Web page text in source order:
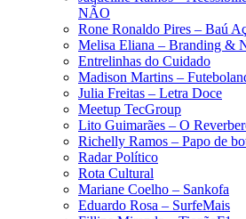
NÃO
Rone Ronaldo Pires – Baú
Melisa Eliana – Branding &
Entrelinhas do Cuidado
Madison Martins –
Julia Freitas​ – Letra Doce
Meetup TecGroup
Lito Guimarães – O
Richelly Ramos​ – Papo de
Radar Político
Rota Cultural
Mariane Coelho – Sankofa
Eduardo Rosa​ – SurfeMais